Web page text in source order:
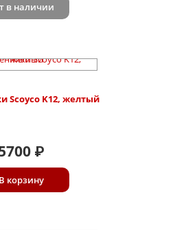
в наличии
Scoyco K12, желтый
₽
В корзину